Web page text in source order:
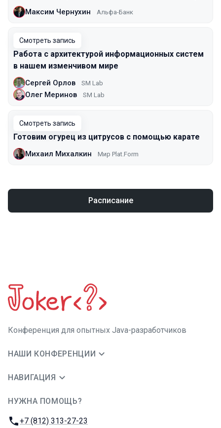
Максим Чернухин Альфа-Банк
Смотреть запись
Работа с архитектурой информационных систем
в нашем изменчивом мире
Сергей Орлов SM Lab
Олег Меринов SM Lab
Смотреть запись
Готовим огурец из цитрусов с помощью карате
Михаил Михалкин Мир Plat.Form
Расписание
Конференция для опытных Java-разработчиков
НАШИ КОНФЕРЕНЦИИ
НАВИГАЦИЯ
НУЖНА ПОМОЩЬ?
Телефон:
+7 (812) 313-27-23